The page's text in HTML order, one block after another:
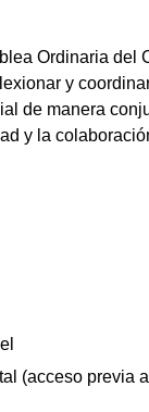
Ordinaria
y
de manera
y la
(acceso previa